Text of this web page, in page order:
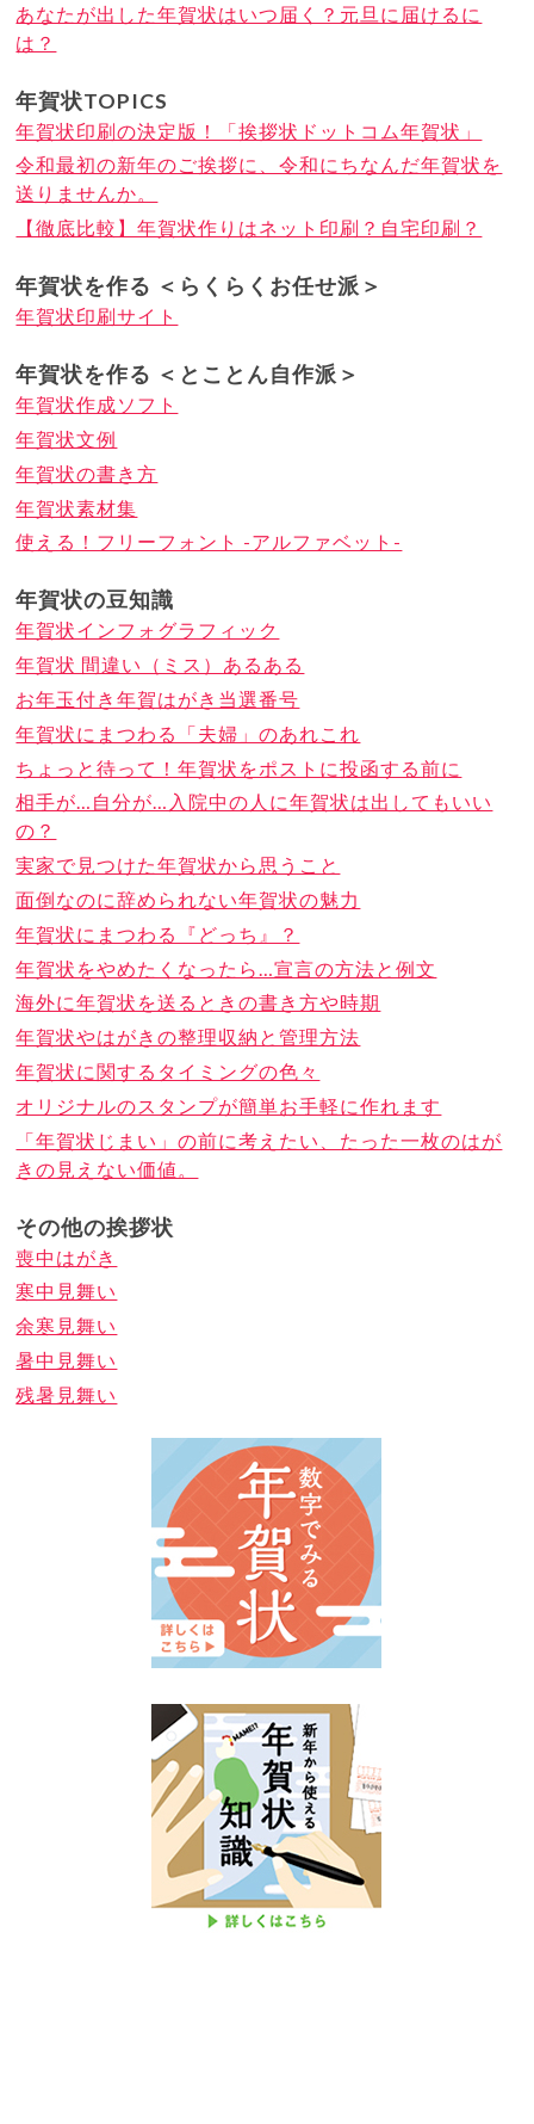
あなたが出した年賀状はいつ届く？元旦に届けるに
は？
年賀状TOPICS
年賀状印刷の決定版！「挨拶状ドットコム年賀状」
令和最初の新年のご挨拶に、令和にちなんだ年賀状を
送りませんか。
【徹底比較】年賀状作りはネット印刷？自宅印刷？
年賀状を作る ＜らくらくお任せ派＞
年賀状印刷サイト
年賀状を作る ＜とことん自作派＞
年賀状作成ソフト
年賀状文例
年賀状の書き方
年賀状素材集
使える！フリーフォント -アルファベット-
年賀状の豆知識
年賀状インフォグラフィック
年賀状 間違い（ミス）あるある
お年玉付き年賀はがき当選番号
年賀状にまつわる「夫婦」のあれこれ
ちょっと待って！年賀状をポストに投函する前に
相手が…自分が…入院中の人に年賀状は出してもいい
の？
実家で見つけた年賀状から思うこと
面倒なのに辞められない年賀状の魅力
年賀状にまつわる『どっち』？
年賀状をやめたくなったら…宣言の方法と例文
海外に年賀状を送るときの書き方や時期
年賀状やはがきの整理収納と管理方法
年賀状に関するタイミングの色々
オリジナルのスタンプが簡単お手軽に作れます
「年賀状じまい」の前に考えたい、たった一枚のはが
きの見えない価値。
その他の挨拶状
喪中はがき
寒中見舞い
余寒見舞い
暑中見舞い
残暑見舞い